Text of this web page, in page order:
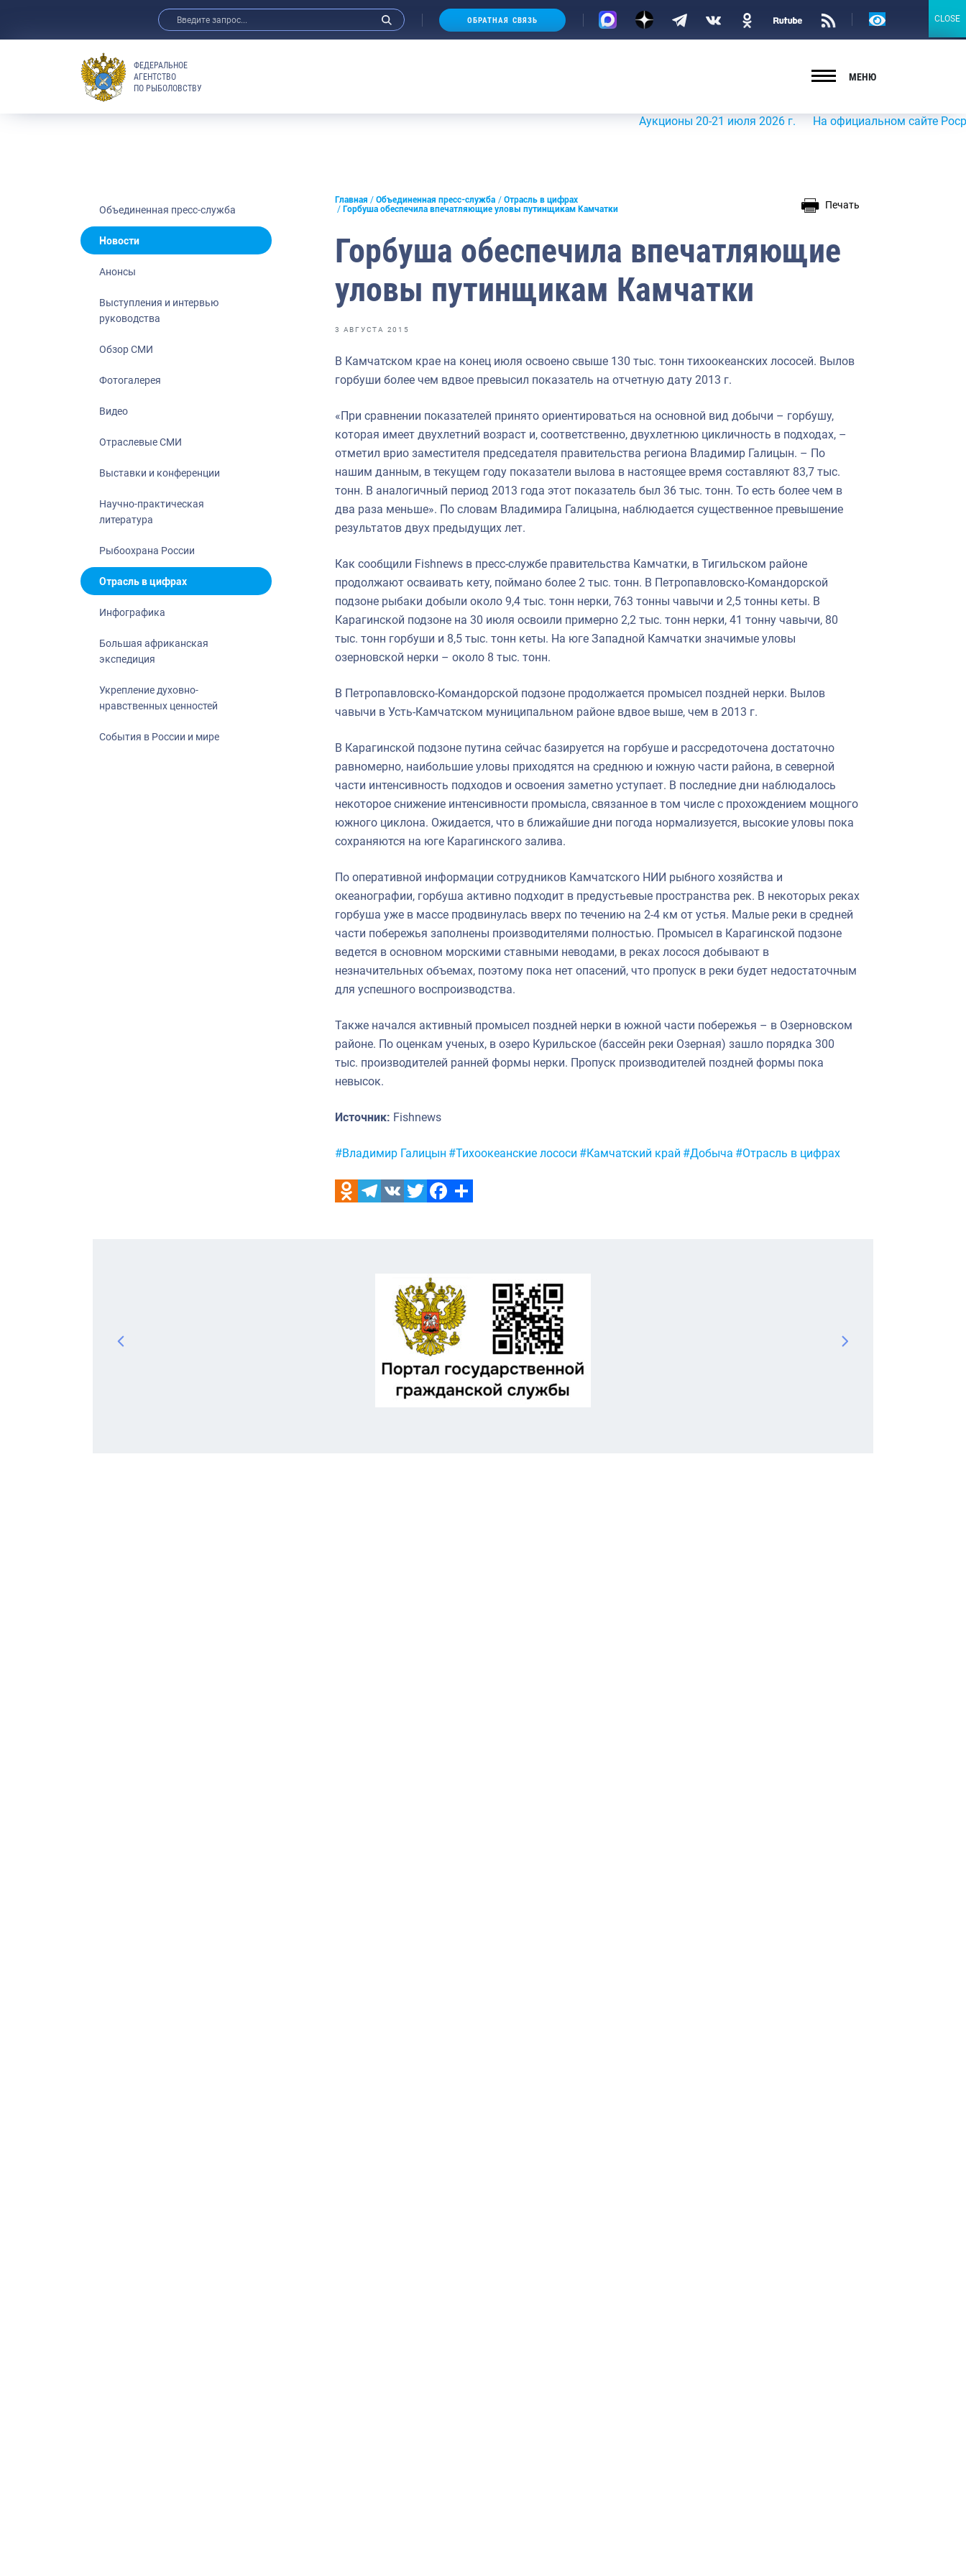
Анонсы
Отраслевые СМИ
Выставки и конференции
Рыбоохрана России
ОБРАТНАЯ СВЯЗЬ
Версия
ФЕДЕРАЛЬНОЕ
АГЕНТСТВО
ПО РЫБОЛОВСТВУ
МЕНЮ
Аукционы 20-21 июля 2026 г. На официальном сайте
Объединенная пресс-служба
Новости
Анонсы
Выступления и интервью
руководства
Обзор СМИ
Фотогалерея
Видео
Отраслевые СМИ
Выставки и конференции
Научно-практическая
литература
Рыбоохрана России
Отрасль в цифрах
Инфографика
Большая африканская
экспедиция
Укрепление духовно-
нравственных ценностей
События в России и мире
Главная Объединенная пресс-служба
Отрасль в цифрах
Горбуша обеспечила впечатляющие уловы путинщикам Камчатки
Печать
Горбуша обеспечила впечатляющие
уловы путинщикам Камчатки
3 АВГУСТА 2015
В Камчатском крае на конец июля освоено свыше 130 тыс. тонн тихоокеанских лососей. Вылов
горбуши более чем вдвое превысил показатель на отчетную дату 2013 г.
«При сравнении показателей принято ориентироваться на основной вид добычи – горбушу,
которая имеет двухлетний возраст и, соответственно, двухлетнюю цикличность в подходах, –
отметил врио заместителя председателя правительства региона Владимир Галицын. – По
нашим данным, в текущем году показатели вылова в настоящее время составляют 83,7 тыс.
тонн. В аналогичный период 2013 года этот показатель был 36 тыс. тонн. То есть более чем в
два раза меньше». По словам Владимира Галицына, наблюдается существенное превышение
результатов двух предыдущих лет.
Как сообщили Fishnews в пресс-службе правительства Камчатки, в Тигильском районе
продолжают осваивать кету, поймано более 2 тыс. тонн. В Петропавловско-Командорской
подзоне рыбаки добыли около 9,4 тыс. тонн нерки, 763 тонны чавычи и 2,5 тонны кеты. В
Карагинской подзоне на 30 июля освоили примерно 2,2 тыс. тонн нерки, 41 тонну чавычи, 80
тыс. тонн горбуши и 8,5 тыс. тонн кеты. На юге Западной Камчатки значимые уловы
озерновской нерки – около 8 тыс. тонн.
В Петропавловско-Командорской подзоне продолжается промысел поздней нерки. Вылов
чавычи в Усть-Камчатском муниципальном районе вдвое выше, чем в 2013 г.
В Карагинской подзоне путина сейчас базируется на горбуше и рассредоточена достаточно
равномерно, наибольшие уловы приходятся на среднюю и южную части района, в северной
части интенсивность подходов и освоения заметно уступает. В последние дни наблюдалось
некоторое снижение интенсивности промысла, связанное в том числе с прохождением мощного
южного циклона. Ожидается, что в ближайшие дни погода нормализуется, высокие уловы пока
сохраняются на юге Карагинского залива.
По оперативной информации сотрудников Камчатского НИИ рыбного хозяйства и
океанографии, горбуша активно подходит в предустьевые пространства рек. В некоторых реках
горбуша уже в массе продвинулась вверх по течению на 2-4 км от устья. Малые реки в средней
части побережья заполнены производителями полностью. Промысел в Карагинской подзоне
ведется в основном морскими ставными неводами, в реках лосося добывают в
незначительных объемах, поэтому пока нет опасений, что пропуск в реки будет недостаточным
для успешного воспроизводства.
Также начался активный промысел поздней нерки в южной части побережья – в Озерновском
районе. По оценкам ученых, в озеро Курильское (бассейн реки Озерная) зашло порядка 300
тыс. производителей ранней формы нерки. Пропуск производителей поздней формы пока
невысок.
Источник: Fishnews
Метки:
#Владимир Галицын #Тихоокеанские лососи #Камчатский край #Добыча #Отрасль в цифрах
CLOSE
CLOSE